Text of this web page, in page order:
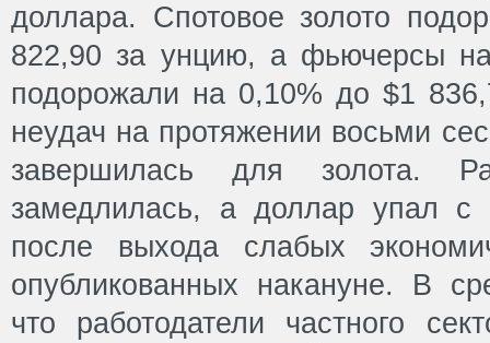
доллара. Спотовое золото
822,90 за унцию, а фьючерсы на
подорожали на 0,10% до $1
неудач на протяжении восьми
завершилась для золота.
замедлилась, а доллар упал с
после выхода слабых
опубликованных накануне. В
что работодатели частного